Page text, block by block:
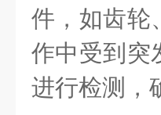
件，如齿轮
作中受到突
进行检测，